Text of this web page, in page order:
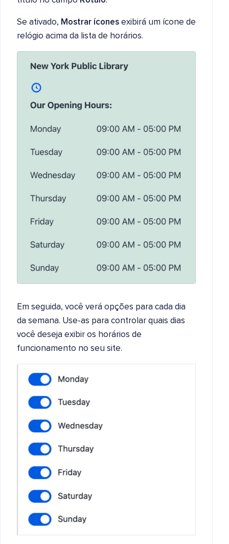
Se ativado, Mostrar ícones exibirá um ícone de
relógio acima da lista de horários.
Em seguida, você verá opções para cada dia
da semana. Use-as para controlar quais dias
você deseja exibir os horários de
funcionamento no seu site.